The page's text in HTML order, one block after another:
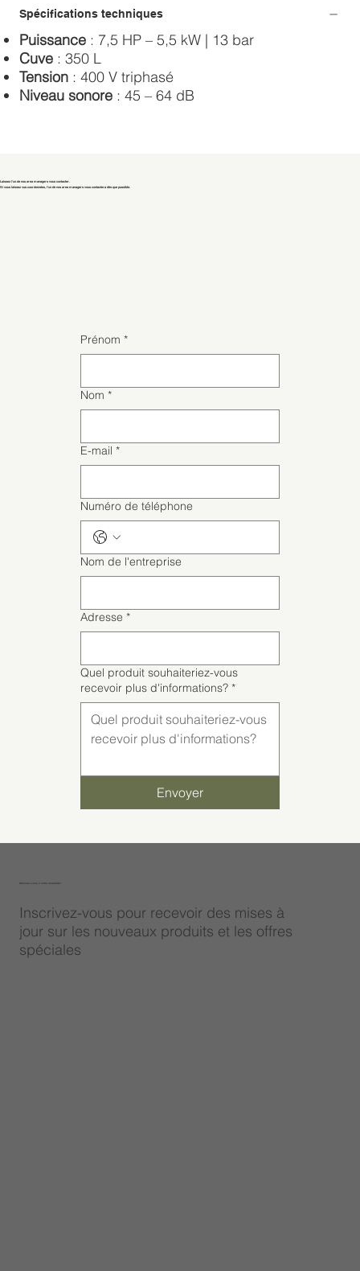
Spécifications techniques
Puissance : 7,5 HP – 5,5 kW | 13 bar
Cuve : 350 L
Tension : 400 V triphasé
Niveau sonore : 45 – 64 dB
Laissez l'un de nos area managers vous contacter.
Si vous laissez vos coordonnées, l'un de nos area managers vous contactera dès que possible.
Prénom *
Nom *
E-mail *
Numéro de téléphone
Nom de l'entreprise
Adresse *
Quel produit souhaiteriez-vous
recevoir plus d'informations? *
Envoyer
Inscrivez-vous pour recevoir des mises à
jour sur les nouveaux produits et les offres
spéciales
Abonnez-vous à notre newsletter